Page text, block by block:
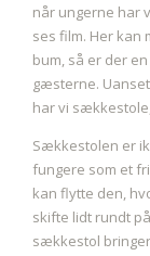
når ungerne har
ses film. Her
bum, så er der
gæsterne.
har vi
Sækkestolen er
fungere som et
kan flytte den,
skifte lidt rundt
sækkestol